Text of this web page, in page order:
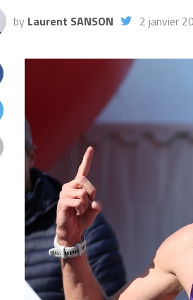
by Laurent SANSON 2 janvier